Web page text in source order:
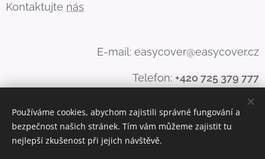
Kontaktujte nás
E-mail: easycover@easycover.cz
Telefon: +420 725 379 777
Vytvořeno službouWebnode Cookies
Používáme cookies, abychom zajistili správné fungování a
bezpečnost našich stránek. Tím vám můžeme zajistit tu
nejlepší zkušenost při jejich návštěvě.